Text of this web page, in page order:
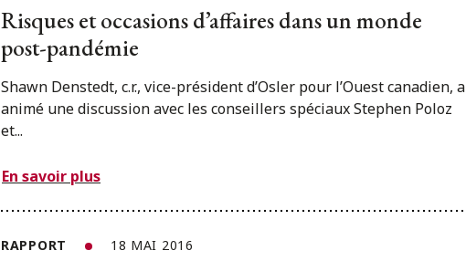
Risques et occasions d’affaires dans un monde
post-pandémie
Shawn Denstedt, c.r., vice-président d’Osler pour l’Ouest canadien, a
animé une discussion avec les conseillers spéciaux Stephen Poloz
et...
En savoir plus
RAPPORT 18 MAI 2016